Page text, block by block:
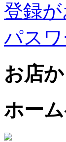
登録
パス
お店
ホー